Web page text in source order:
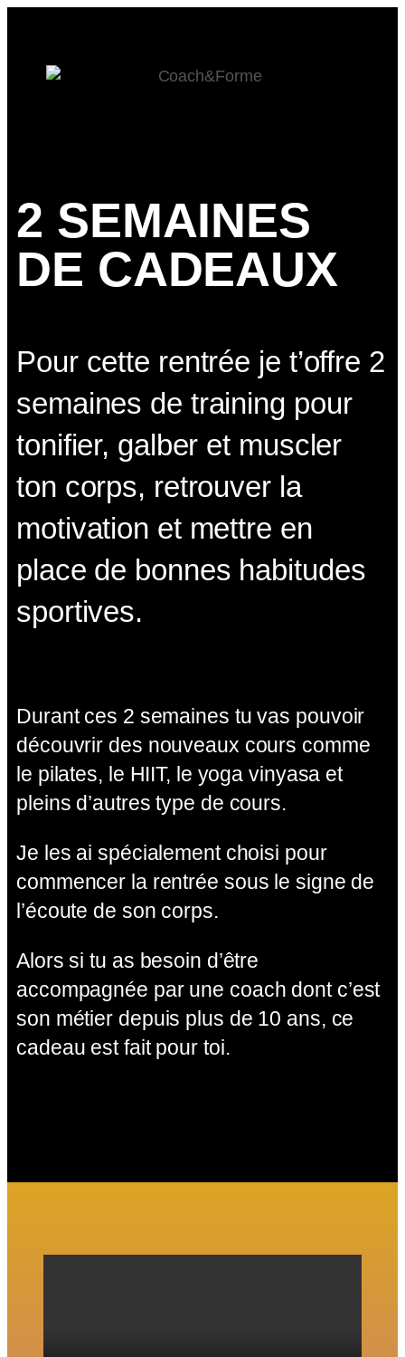
2 SEMAINES
DE CADEAUX
Pour cette rentrée je t’offre 2
semaines de training pour
tonifier, galber et muscler
ton corps, retrouver la
motivation et mettre en
place de bonnes habitudes
sportives.
Durant ces 2 semaines tu vas pouvoir
découvrir des nouveaux cours comme
le pilates, le HIIT, le yoga vinyasa et
pleins d’autres type de cours.
Je les ai spécialement choisi pour
commencer la rentrée sous le signe de
l’écoute de son corps.
Alors si tu as besoin d’être
accompagnée par une coach dont c’est
son métier depuis plus de 10 ans, ce
cadeau est fait pour toi.